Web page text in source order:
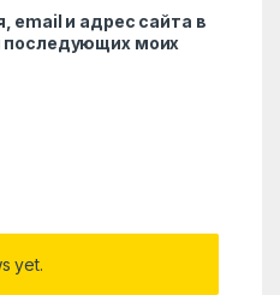
email и адрес сайта в
последующих моих
yet.